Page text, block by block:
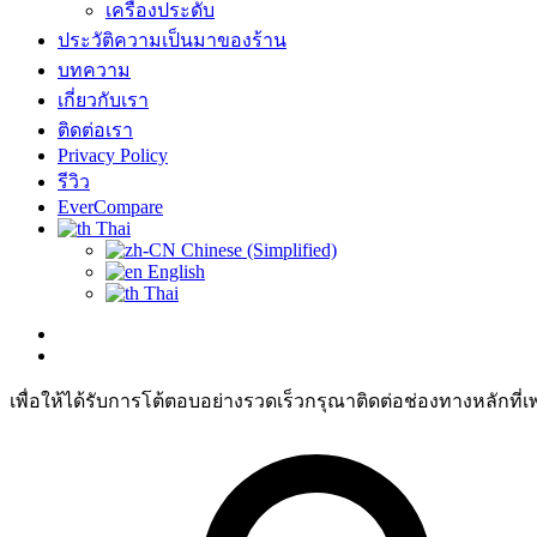
เครื่องประดับ
ประวัติความเป็นมาของร้าน
บทความ
เกี่ยวกับเรา
ติดต่อเรา
Privacy Policy
รีวิว
EverCompare
Thai
Chinese (Simplified)
English
Thai
เพื่อให้ได้รับการโต้ตอบอย่างรวดเร็วกรุณาติดต่อช่องทางหลักที่เ